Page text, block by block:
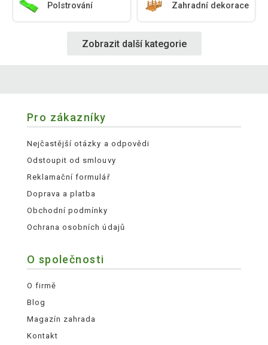
Polstrování Zahradní dekorace
Zobrazit další kategorie
Pro zákazníky
Nejčastější otázky a odpovědi
Odstoupit od smlouvy
Reklamační formulář
Doprava a platba
Obchodní podmínky
Ochrana osobních údajů
O společnosti
O firmě
Blog
Magazín zahrada
Kontakt